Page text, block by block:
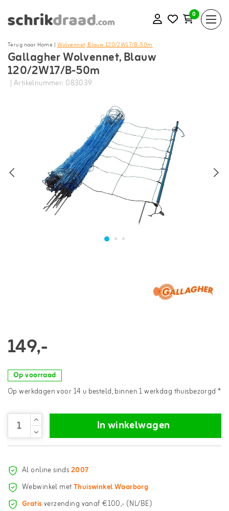
0
Terug naar Home |Wolvennet, Blauw 120/2W17/B-50m
Gallagher Wolvennet, Blauw
120/2W17/B-50m
| Artikelnummer: 083039
149,-
Op voorraad
Op werkdagen voor 14 u besteld, binnen 1 werkdag thuisbezorgd *
In winkelwagen
Al online sinds2007
Webwinkel metThuiswinkel Waarborg
Gratisverzending vanaf €100,- (NL/BE)